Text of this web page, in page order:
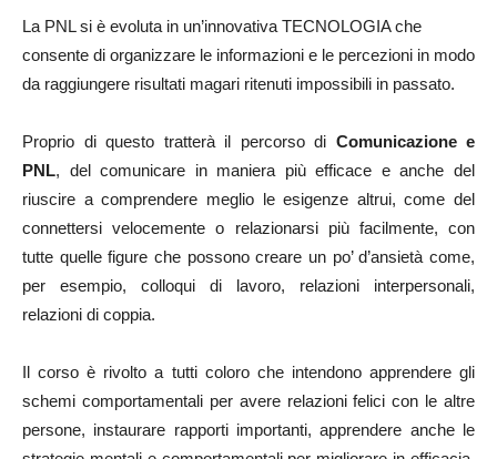
La PNL si è evoluta in un’innovativa TECNOLOGIA che
consente di organizzare le informazioni e le percezioni in modo
da raggiungere risultati magari ritenuti impossibili in passato.
Proprio di questo tratterà il percorso di Comunicazione e
PNL, del comunicare in maniera più efficace e anche del
riuscire a comprendere meglio le esigenze altrui, come del
connettersi velocemente o relazionarsi più facilmente, con
tutte quelle figure che possono creare un po’ d’ansietà come,
per esempio, colloqui di lavoro, relazioni interpersonali,
relazioni di coppia.
Il corso è rivolto a tutti coloro che intendono apprendere gli
schemi comportamentali per avere relazioni felici con le altre
persone, instaurare rapporti importanti, apprendere anche le